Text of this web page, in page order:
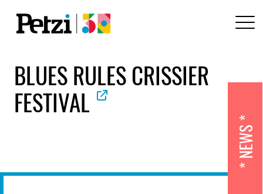
BLUES RULES CRISSIER
FESTIVAL
NEWS